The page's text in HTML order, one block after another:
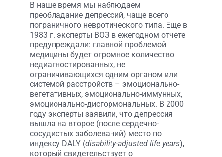
В наше время мы наблюдаем
преобладание депрессий, чаще всего
пограничного невротического типа. Еще в
1983 г. эксперты ВОЗ в ежегодном отчете
предупреждали: главной проблемой
медицины будет огромное количество
недиагностированных, не
ограничивающихся одним органом или
системой расстройств – эмоционально-
вегетативных, эмоционально-иммунных,
эмоционально-дисгормональных. В 2000
году эксперты заявили, что депрессия
вышла на второе (после сердечно-
сосудистых заболеваний) место по
индексу DALY (disability-adjusted life years),
который свидетельствует о